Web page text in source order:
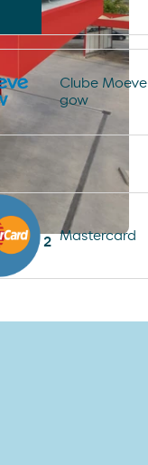
Clube Moeve
gow
Mastercard